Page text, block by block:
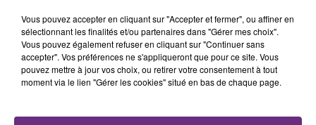
3h19
3h19 3h15
3h15
Vous pouvez accepter en cliquant sur "Accepter et fermer", ou affiner en
sélectionnant les finalités et/ou partenaires dans "Gérer mes choix".
Vous pouvez également refuser en cliquant sur "Continuer sans
accepter". Vos préférences ne s'appliqueront que pour ce site. Vous
pouvez mettre à jour vos choix, ou retirer votre consentement à tout
moment via le lien "Gérer les cookies" situé en bas de chaque page.